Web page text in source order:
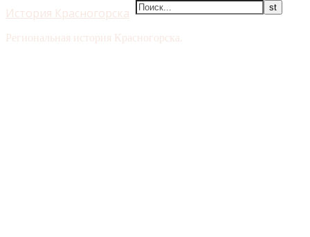
История Красногорска
Региональная история Красногорска.